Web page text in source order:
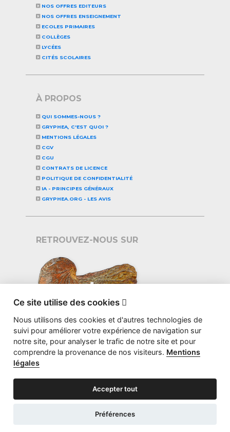
NOS OFFRES EDITEURS
NOS OFFRES ENSEIGNEMENT
ECOLES PRIMAIRES
COLLÈGES
LYCÉES
CITÉS SCOLAIRES
À PROPOS
QUI SOMMES-NOUS ?
GRYPHEA, C'EST QUOI ?
MENTIONS LÉGALES
CGV
CGU
CONTRATS DE LICENCE
POLITIQUE DE CONFIDENTIALITÉ
IA - PRINCIPES GÉNÉRAUX
GRYPHEA.ORG - LES AVIS
RETROUVEZ-NOUS SUR
©2026 GRYPHEA.ORG - CONCEPTIONSTUDIO BS
Ce site utilise des cookies 
Nous utilisons des cookies et d'autres technologies de
suivi pour améliorer votre expérience de navigation sur
notre site, pour analyser le trafic de notre site et pour
comprendre la provenance de nos visiteurs. Mentions
légales
Accepter tout
Préférences